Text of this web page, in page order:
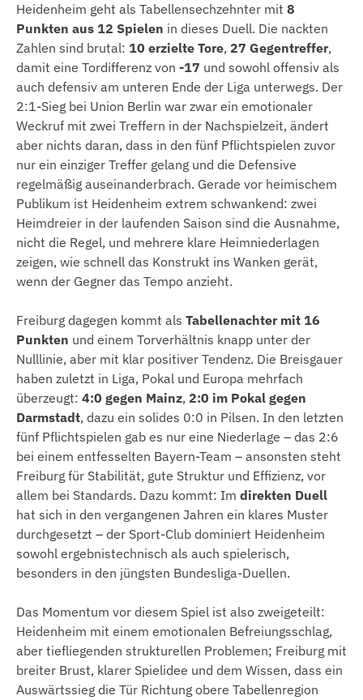
Heidenheim geht als Tabellensechzehnter mit 8
Punkten aus 12 Spielen in dieses Duell. Die nackten
Zahlen sind brutal: 10 erzielte Tore, 27 Gegentreffer,
damit eine Tordifferenz von -17 und sowohl offensiv als
auch defensiv am unteren Ende der Liga unterwegs. Der
2:1-Sieg bei Union Berlin war zwar ein emotionaler
Weckruf mit zwei Treffern in der Nachspielzeit, ändert
aber nichts daran, dass in den fünf Pflichtspielen zuvor
nur ein einziger Treffer gelang und die Defensive
regelmäßig auseinanderbrach. Gerade vor heimischem
Publikum ist Heidenheim extrem schwankend: zwei
Heimdreier in der laufenden Saison sind die Ausnahme,
nicht die Regel, und mehrere klare Heimniederlagen
zeigen, wie schnell das Konstrukt ins Wanken gerät,
wenn der Gegner das Tempo anzieht.
Freiburg dagegen kommt als Tabellenachter mit 16
Punkten und einem Torverhältnis knapp unter der
Nulllinie, aber mit klar positiver Tendenz. Die Breisgauer
haben zuletzt in Liga, Pokal und Europa mehrfach
überzeugt: 4:0 gegen Mainz, 2:0 im Pokal gegen
Darmstadt, dazu ein solides 0:0 in Pilsen. In den letzten
fünf Pflichtspielen gab es nur eine Niederlage – das 2:6
bei einem entfesselten Bayern-Team – ansonsten steht
Freiburg für Stabilität, gute Struktur und Effizienz, vor
allem bei Standards. Dazu kommt: Im direkten Duell
hat sich in den vergangenen Jahren ein klares Muster
durchgesetzt – der Sport-Club dominiert Heidenheim
sowohl ergebnistechnisch als auch spielerisch,
besonders in den jüngsten Bundesliga-Duellen.
Das Momentum vor diesem Spiel ist also zweigeteilt:
Heidenheim mit einem emotionalen Befreiungsschlag,
aber tiefliegenden strukturellen Problemen; Freiburg mit
breiter Brust, klarer Spielidee und dem Wissen, dass ein
Auswärtssieg die Tür Richtung obere Tabellenregion